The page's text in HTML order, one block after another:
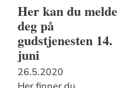
Her kan du melde
deg på
gudstjenesten 14.
juni
26.5.2020